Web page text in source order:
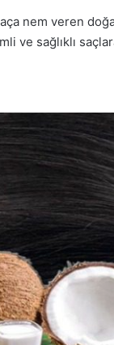
nem veren
ve sağlıklı